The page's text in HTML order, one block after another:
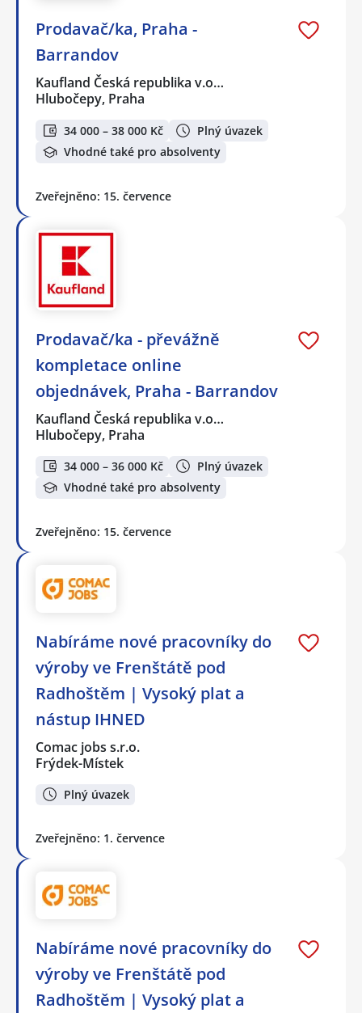
Prodavač/ka, Praha -
Barrandov
Kaufland Česká republika v.o…
Hlubočepy, Praha
34 000 – 38 000 Kč
Plný úvazek
Vhodné také pro absolventy
Zveřejněno: 15. července
Prodavač/ka - převážně
kompletace online
objednávek, Praha - Barrandov
Kaufland Česká republika v.o…
Hlubočepy, Praha
34 000 – 36 000 Kč
Plný úvazek
Vhodné také pro absolventy
Zveřejněno: 15. července
Nabíráme nové pracovníky do
výroby ve Frenštátě pod
Radhoštěm | Vysoký plat a
nástup IHNED
Comac jobs s.r.o.
Frýdek-Místek
Plný úvazek
Zveřejněno: 1. července
Nabíráme nové pracovníky do
výroby ve Frenštátě pod
Radhoštěm | Vysoký plat a